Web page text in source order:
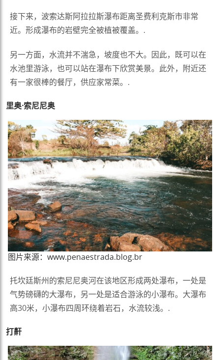
接下来，波索达斯阿拉拉斯瀑布距离圣费利克斯市非常
近。形成瀑布的岩壁完全被植被覆盖。.
另一方面，水流并不湍急，坡度也不大。因此，既可以在
水池里游泳，也可以站在瀑布下欣赏美景。此外，附近还
有一家很棒的餐厅，供应家常菜。.
里奥·索尼尼奥
图片来源：www.penaestrada.blog.br
托坎廷斯州的索尼尼奥河在该地区形成两处瀑布，一处是
气势磅礴的大瀑布，另一处是适合游泳的小瀑布。大瀑布
高30米，小瀑布四周环绕着岩石，水流较浅。.
打鼾